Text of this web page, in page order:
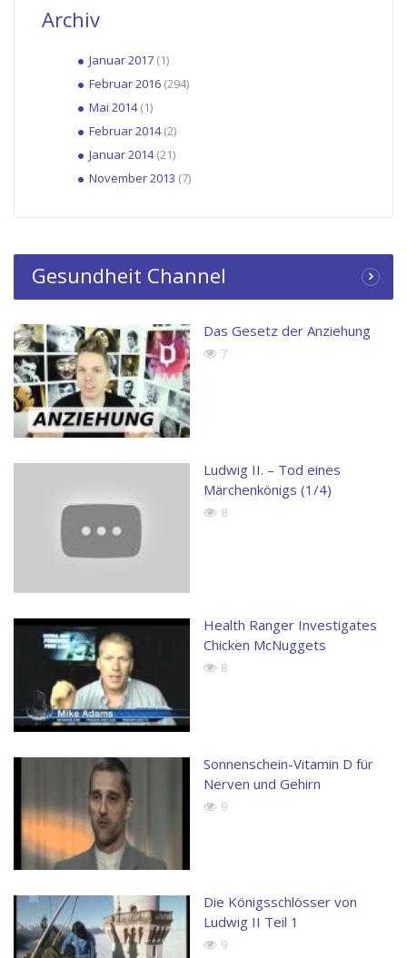
Archiv
Januar 2017 (1)
Februar 2016 (294)
Mai 2014(1)
Februar 2014(2)
Januar 2014(21)
November 2013 (7)
Gesundheit Channel
Das Gesetz der Anziehung
7
Ludwig II. – Tod eines
Märchenkönigs (1/4)
8
Health Ranger Investigates
Chicken McNuggets
8
Sonnenschein-Vitamin D für
Nerven und Gehirn
9
Die Königsschlösser von
Ludwig II Teil 1
9